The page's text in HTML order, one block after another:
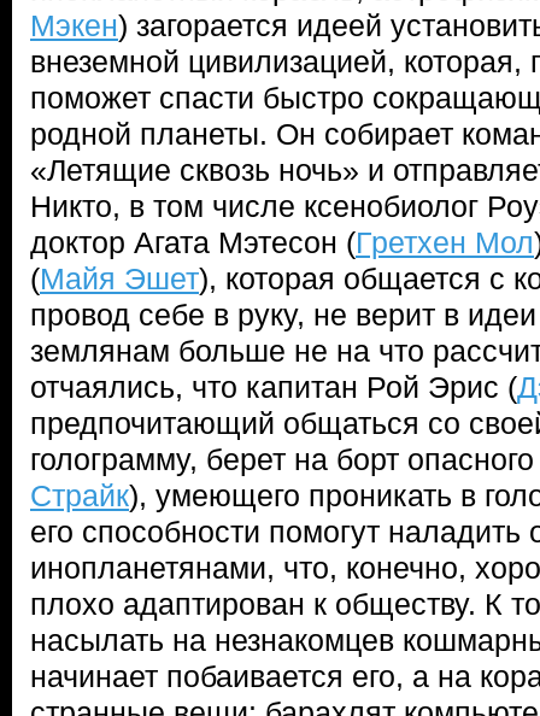
Мэкен) загорается идеей
внеземной цивилизацией, которая,
поможет спасти быстро
родной планеты. Он собирает
«Летящие сквозь ночь» и
Никто, в том числе ксенобиолог
доктор Агата Мэтесон (Гретхен Мол
(Майя Эшет), которая общается с
провод себе в руку, не верит в
землянам больше не на что
отчаялись, что капитан Рой Эрис (
предпочитающий общаться со
голограмму, берет на борт
Страйк), умеющего проникать в
его способности помогут
инопланетянами, что, конечно,
плохо адаптирован к обществу. К
насылать на незнакомцев
начинает побаивается его, а на